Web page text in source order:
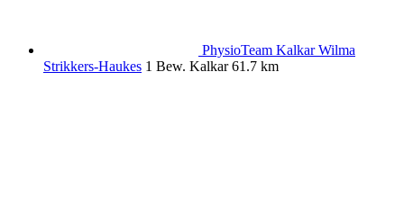
PhysioTeam Kalkar Wilma
Strikkers-Haukes 1 Bew. Kalkar 61.7 km